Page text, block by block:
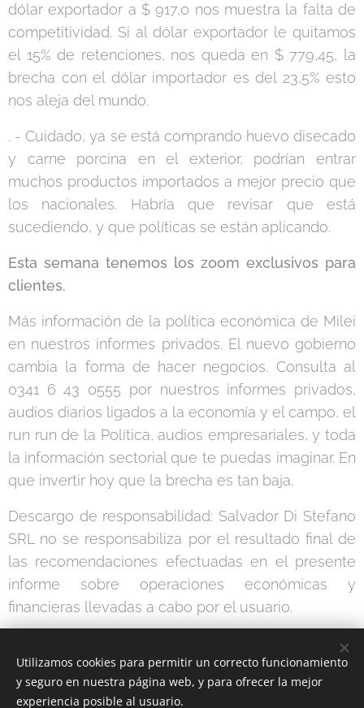
dólar exportador a $ 917,0 nos muestra la falta de
competitividad. Si al dólar exportador le quitamos
el 15% de retenciones, nos queda en $ 779,45, la
brecha con el dólar importador es del 23,5% esto
nos aleja del mundo.
. - Cuidado, ya se está comprando huevo disecado
y carne porcina en el exterior, podrían entrar
muchos productos importados a mejor precio que
los nacionales. Habría que revisar que está
sucediendo, y que políticas se están aplicando.
Esta semana tenemos los zoom exclusivos para
clientes.
Más información de la política económica de Milei
en nuestros informes privados. El nuevo gobierno
cambia la forma de hacer negocios. Consulta al
0341 6 43 0555 por nuestros informes privados,
audios diarios ligados a la economía y el campo, el
run run de la Política, audios empresariales, y toda
la información sectorial que te puedas imaginar. En
que invertir hoy que la brecha es tan baja.
Descargo de responsabilidad: Salvador Di Stefano
SRL no se responsabiliza por el resultado final de
las recomendaciones efectuadas en el presente
informe sobre operaciones económicas y
financieras llevadas a cabo por el usuario.
Share
Utilizamos cookies para permitir un correcto funcionamiento
y seguro en nuestra página web, y para ofrecer la mejor
experiencia posible al usuario.